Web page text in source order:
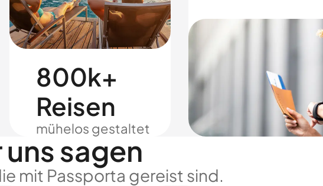
800k+
Reisen
mühelos gestaltet
sagen
mit Passporta gereist sind.